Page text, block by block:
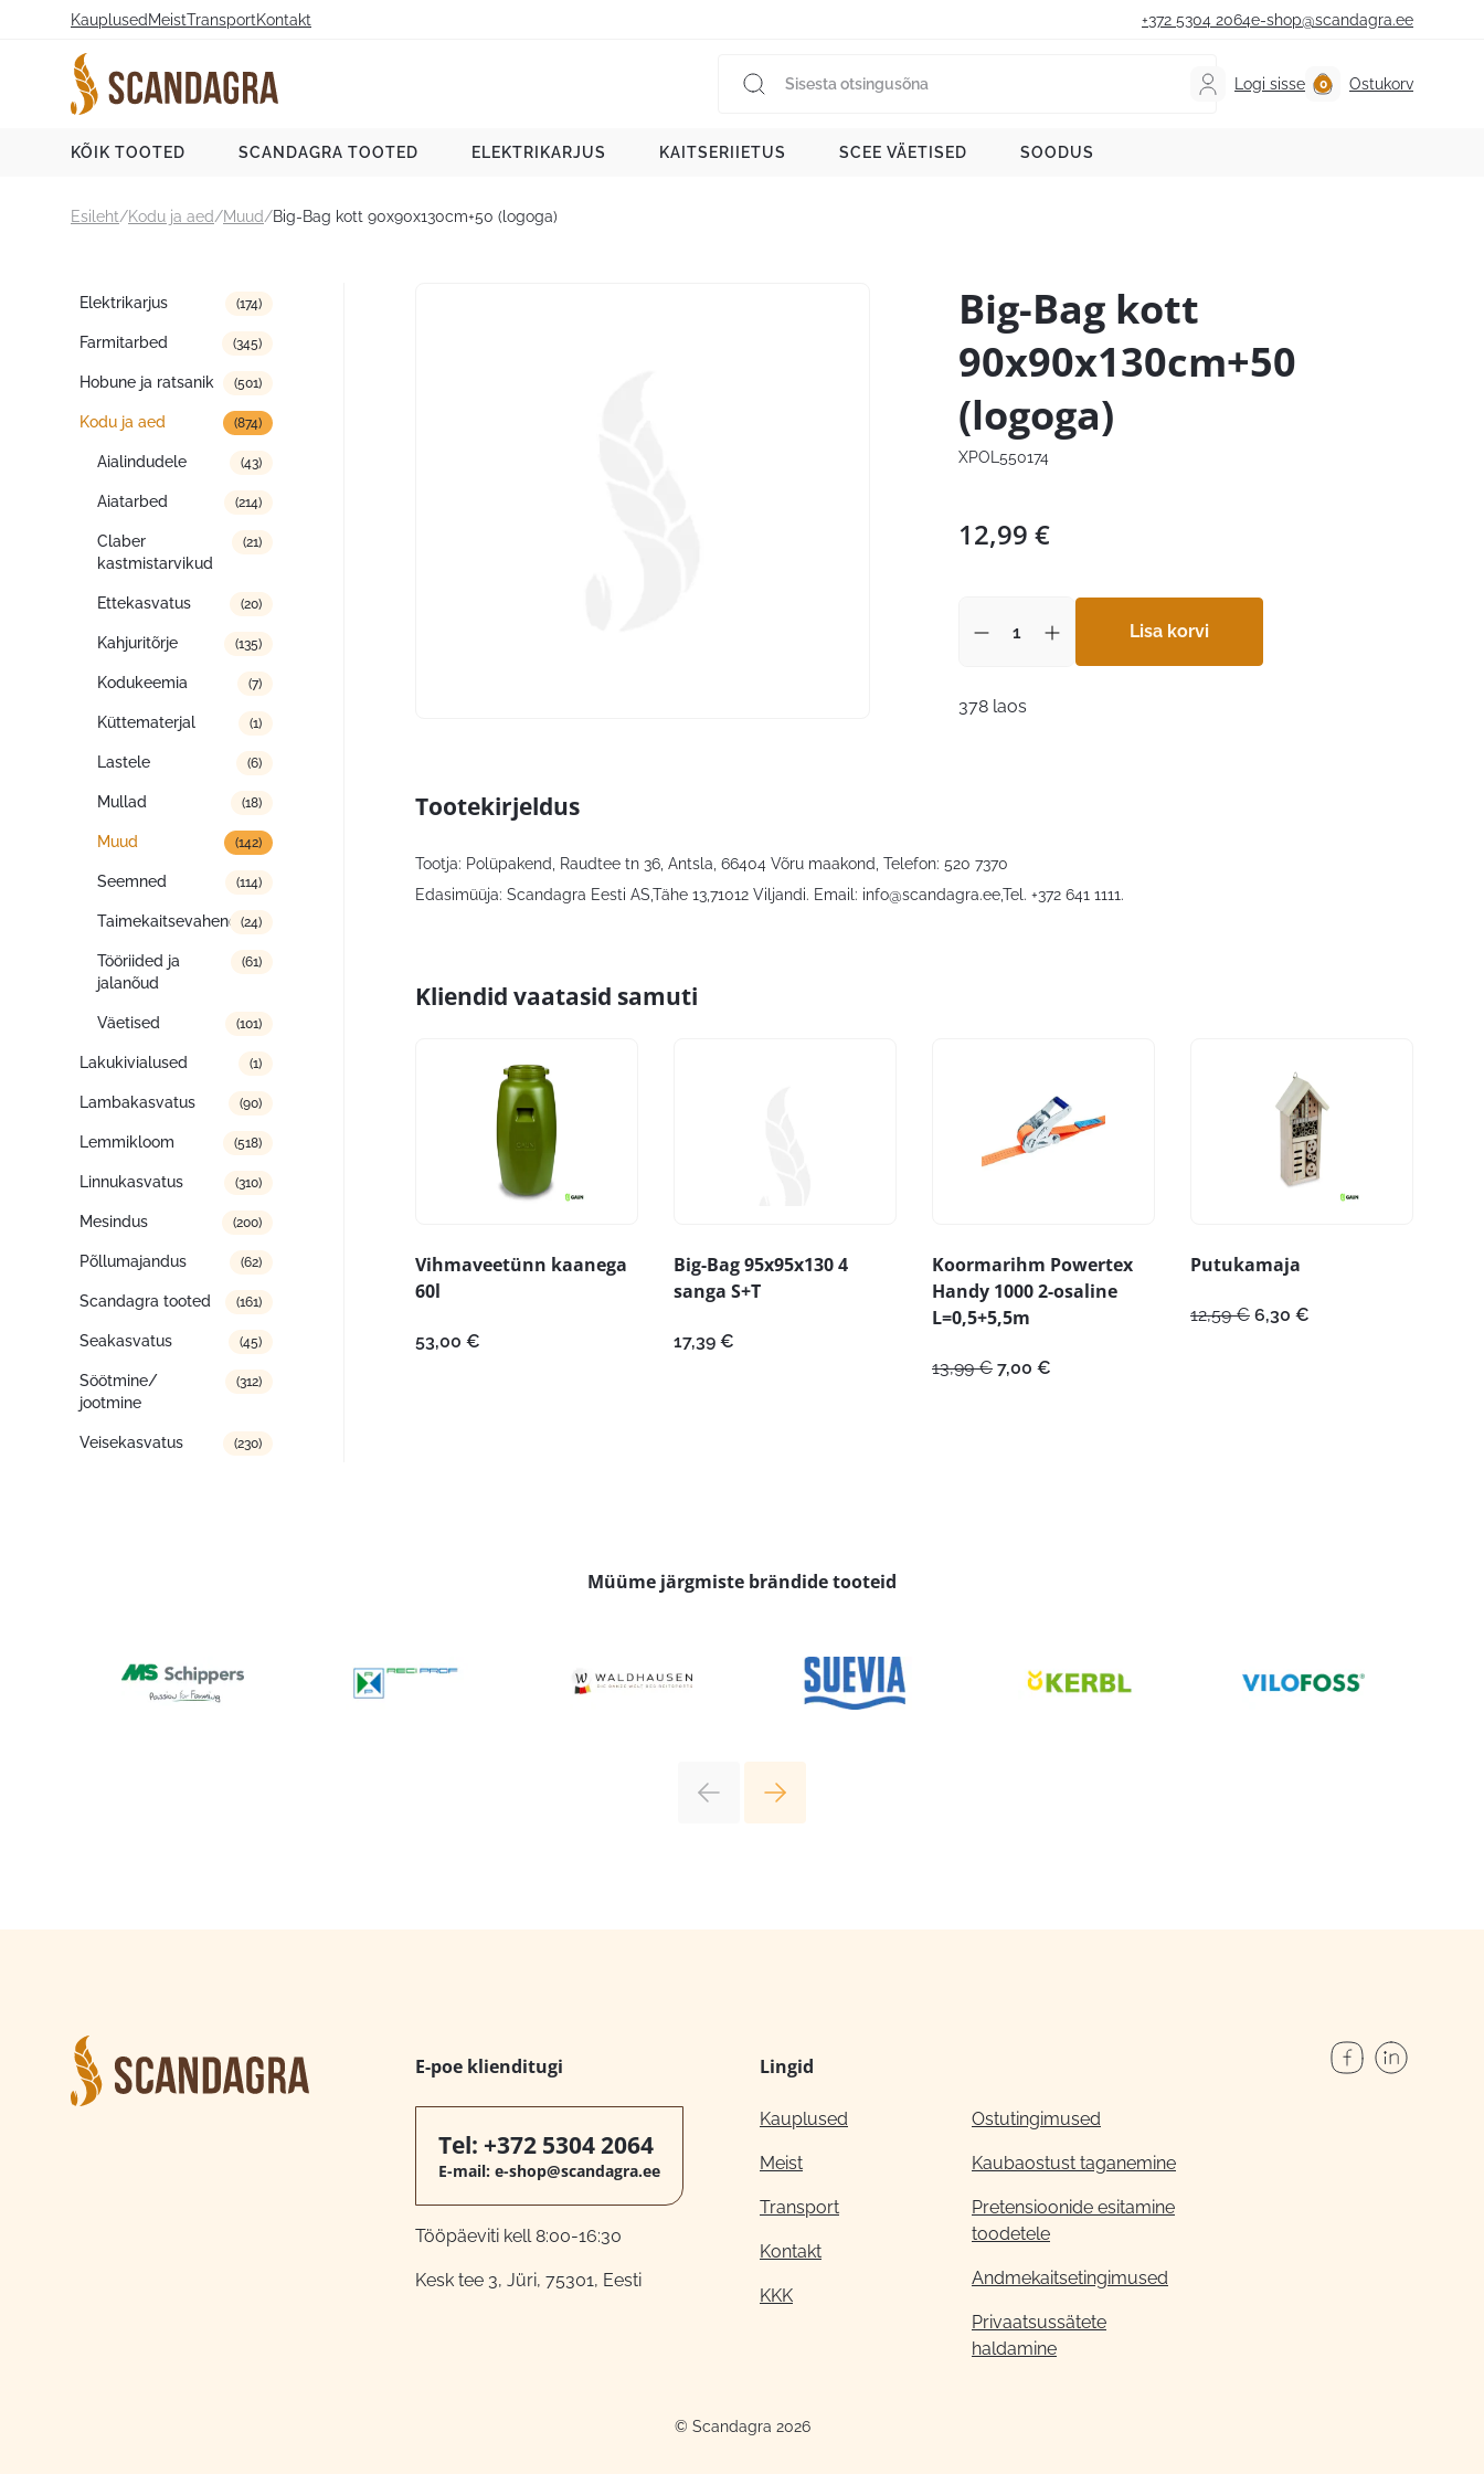
Kauplused MeistTransportKontakt +372 5304 2064e-shop@scandagra.ee
Logi sisse Ostukorv
KÕIK TOOTED SCANDAGRA TOOTED ELEKTRIKARJUS KAITSERIIETUS SCEE VÄETISED SOODUS
Esileht/Kodu ja aed/Muud/Big-Bag kott 90x90x130cm+50 (logoga)
Tootekategooriad
Elektrikarjus (174)
Farmitarbed (345)
Hobune ja ratsanik (501)
Kodu ja aed (874)
Aialindudele (43)
Aiatarbed (214)
Claber
kastmistarvikud
(21)
Ettekasvatus (20)
Kahjuritõrje (135)
Kodukeemia (7)
Küttematerjal (1)
Lastele (6)
Mullad (18)
Muud (142)
Seemned (114)
Taimekaitsevahendid(24)
Tööriided ja
jalanõud
(61)
Väetised (101)
Lakukivialused (1)
Lambakasvatus (90)
Lemmikloom (518)
Linnukasvatus (310)
Mesindus (200)
Põllumajandus (62)
Scandagra tooted (161)
Seakasvatus (45)
Söötmine/
jootmine
(312)
Veisekasvatus (230)
Big-Bag kott
90x90x130cm+50
(logoga)
XPOL550174
12,99 €
Lisa korvi
378 laos
Tootekirjeldus
Tootja: Polüpakend, Raudtee tn 36, Antsla, 66404 Võru maakond, Telefon: 520 7370
Edasimüüja: Scandagra Eesti AS,Tähe 13,71012 Viljandi. Email: info@scandagra.ee,Tel. +372 641 1111.
Kliendid vaatasid samuti
Vihmaveetünn kaanega
60l
53,00 €
Big-Bag 95x95x130 4
sanga S+T
17,39 €
Koormarihm Powertex
Handy 1000 2-osaline
L=0,5+5,5m
13,99€ Algne
7,00 €
Putukamaja
12,59€ Algne
6,30 €
Müüme järgmiste brändide tooteid
E-poe klienditugi
Tel: +372 5304 2064
E-mail: e-shop@scandagra.ee
Tööpäeviti kell 8:00-16:30
Kesk tee 3, Jüri, 75301, Eesti
Lingid
Kauplused
Meist
Transport
Kontakt
KKK
Ostutingimused
Kaubaostust taganemine
Pretensioonide esitamine
toodetele
Andmekaitsetingimused
Privaatsussätete
haldamine
© Scandagra 2026